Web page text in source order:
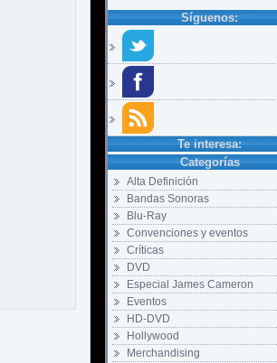
Síguenos:
Te interesa:
Categorías
Alta Definición
Bandas Sonoras
Blu-Ray
Convenciones y eventos
Críticas
DVD
Especial James Cameron
Eventos
HD-DVD
Hollywood
Merchandising